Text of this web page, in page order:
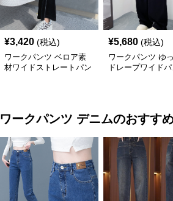
¥3,420 (税込)
ワークパンツ ベロア素
材ワイドストレートパン
¥5,680 (税込)
ワークパンツ ゆ
ドレープワイド
ワークパンツ デニムのおすす